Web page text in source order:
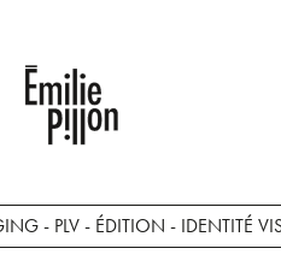
- PLV - ÉDITION - IDENTITÉ